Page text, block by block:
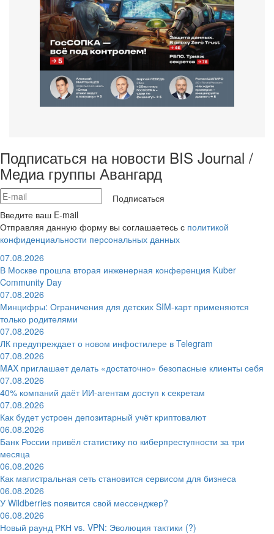
Подписаться на новости BIS Journal /
Медиа группы Авангард
Подписаться
Введите ваш E-mail
Отправляя данную форму вы соглашаетесь с политикой
конфиденциальности персональных данных
07.08.2026
В Москве прошла вторая инженерная конференция Kuber
Community Day
07.08.2026
Минцифры: Ограничения для детских SIM-карт применяются
только родителями
07.08.2026
ЛК предупреждает о новом инфостилере в Telegram
07.08.2026
MAX приглашает делать «достаточно» безопасные клиенты себя
07.08.2026
40% компаний даёт ИИ‑агентам доступ к секретам
07.08.2026
Как будет устроен депозитарный учёт криптовалют
06.08.2026
Банк России привёл статистику по киберпреступности за три
месяца
06.08.2026
Как магистральная сеть становится сервисом для бизнеса
06.08.2026
У Wildberries появится свой мессенджер?
06.08.2026
Новый раунд РКН vs. VPN: Эволюция тактики (?)